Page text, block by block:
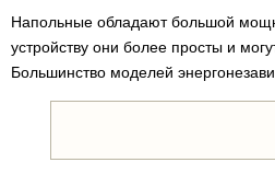
Напольные обладают большой
устройству они более просты и
Большинство моделей